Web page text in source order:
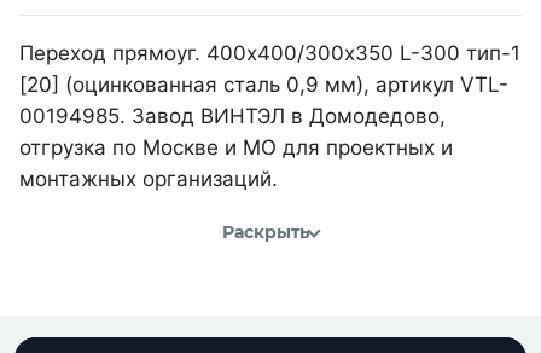
Переход прямоуг. 400х400/300х350 L-300 тип-1
[20] (оцинкованная сталь 0,9 мм), артикул VTL-
00194985. Завод ВИНТЭЛ в Домодедово,
отгрузка по Москве и МО для проектных и
монтажных организаций.
Раскрыть